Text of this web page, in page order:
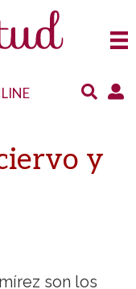
y
son los